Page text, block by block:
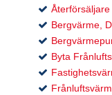
Bergvärme,
Byta